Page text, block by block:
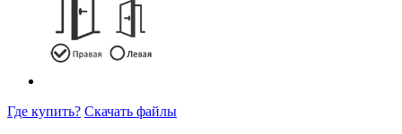
Где купить? Скачать файлы